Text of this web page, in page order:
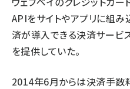
APIをサイトやアプリに組み
済が導入できる決済サービ
を提供していた。
2014年6月からは決済手数